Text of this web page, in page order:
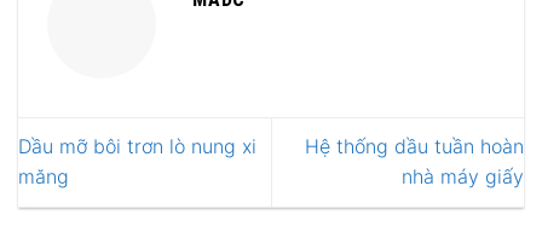
Dầu mỡ bôi trơn lò nung xi
măng
Hệ thống dầu tuần hoàn
nhà máy giấy